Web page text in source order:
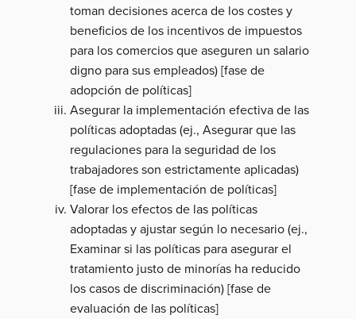
toman decisiones acerca de los costes y
beneficios de los incentivos de impuestos
para los comercios que aseguren un salario
digno para sus empleados) [fase de
adopción de políticas]
Asegurar la implementación efectiva de las
políticas adoptadas (ej., Asegurar que las
regulaciones para la seguridad de los
trabajadores son estrictamente aplicadas)
[fase de implementación de políticas]
Valorar los efectos de las políticas
adoptadas y ajustar según lo necesario (ej.,
Examinar si las políticas para asegurar el
tratamiento justo de minorías ha reducido
los casos de discriminación) [fase de
evaluación de las políticas]